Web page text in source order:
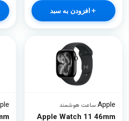
افزودن به سبد
Apple
·ساعت هوشمند
Apple Watch 11 46mm